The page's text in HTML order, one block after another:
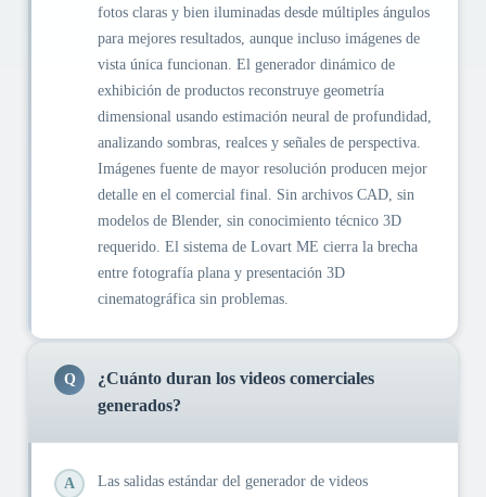
fotos claras y bien iluminadas desde múltiples ángulos
para mejores resultados, aunque incluso imágenes de
vista única funcionan. El generador dinámico de
exhibición de productos reconstruye geometría
dimensional usando estimación neural de profundidad,
analizando sombras, realces y señales de perspectiva.
Imágenes fuente de mayor resolución producen mejor
detalle en el comercial final. Sin archivos CAD, sin
modelos de Blender, sin conocimiento técnico 3D
requerido. El sistema de Lovart ME cierra la brecha
entre fotografía plana y presentación 3D
cinematográfica sin problemas.
Q
¿Cuánto duran los videos comerciales
generados?
A
Las salidas estándar del generador de videos